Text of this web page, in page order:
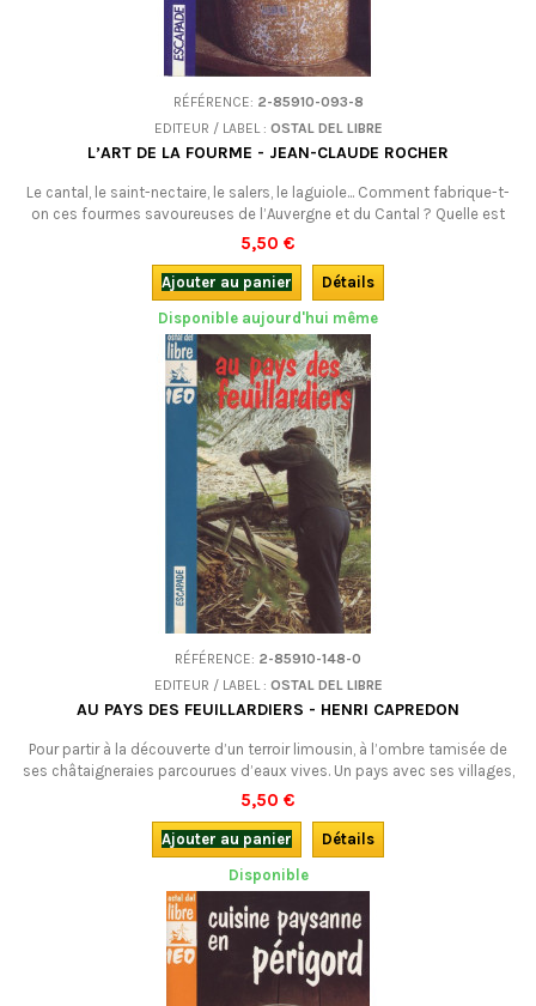
RÉFÉRENCE: 2-85910-093-8
EDITEUR / LABEL : OSTAL DEL LIBRE
L’ART DE LA FOURME - JEAN-CLAUDE ROCHER
Le cantal, le saint-nectaire, le salers, le laguiole... Comment fabrique-t-
on ces fourmes savoureuses de l’Auvergne et du Cantal ? Quelle est
leur histoire ? Quel sera leur avenir ?
5,50 €
Ajouter au panier
Détails
Disponible aujourd'hui même
RÉFÉRENCE: 2-85910-148-0
EDITEUR / LABEL : OSTAL DEL LIBRE
AU PAYS DES FEUILLARDIERS - HENRI CAPREDON
Pour partir à la découverte d’un terroir limousin, à l’ombre tamisée de
ses châtaigneraies parcourues d’eaux vives. Un pays avec ses villages,
son histoire, son patrimoine, ses hommes… et sa cuisine.
5,50 €
Ajouter au panier
Détails
Disponible